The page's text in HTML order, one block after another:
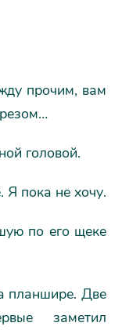
прочим, вам
головой.
Я пока не хочу.
по его щеке
планшире. Две
заметил